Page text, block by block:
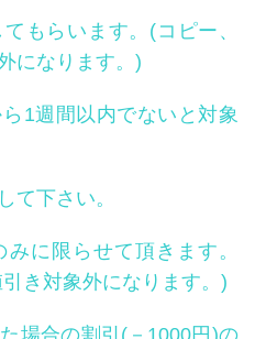
もらいます。(コピー、
になります。)
1週間以内でないと対象
て下さい。
に限らせて頂きます。
き対象外になります。)